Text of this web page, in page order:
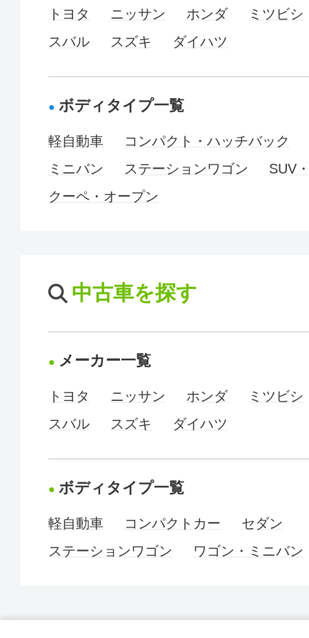
トヨタ ニッサン ホンダ
ミツビシ
スバル
スズキ ダイハツ
ボディタイプ一覧
軽自動車
コンパクト・ハッチバック
ミニバン
ステーションワゴン
SUV
クーペ・オープン
中古車を探す
メーカー一覧
トヨタ ニッサン ホンダ
ミツビシ
スバル
スズキ ダイハツ
ボディタイプ一覧
軽自動車 コンパクトカー
セダン
ステーションワゴン
ワゴン・ミニバン